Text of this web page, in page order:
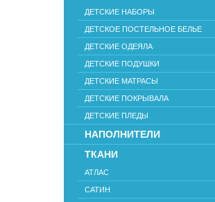
ДЕТСКИЕ НАБОРЫ
ДЕТСКОЕ ПОСТЕЛЬНОЕ БЕЛЬЕ
ДЕТСКИЕ ОДЕЯЛА
ДЕТСКИЕ ПОДУШКИ
ДЕТСКИЕ МАТРАСЫ
ДЕТСКИЕ ПОКРЫВАЛА
ДЕТСКИЕ ПЛЕДЫ
НАПОЛНИТЕЛИ
ТКАНИ
АТЛАС
САТИН